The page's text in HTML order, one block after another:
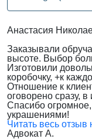
Анастасия
Заказывали
высоте. Выбор
Изготовили
коробочку, +к
Отношение к
оговорено сразу,
Спасибо
украшениями!
Читать весь отзыв
Адвокат А.